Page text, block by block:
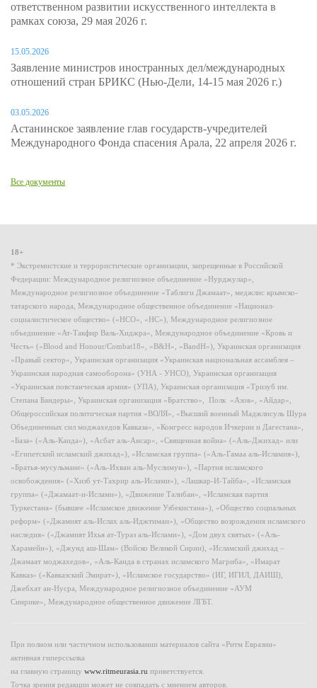
ответственном развитии искусственного интеллекта в
рамках союза, 29 мая 2026 г.
15.05.2026
Заявление министров иностранных дел/международных
отношений стран БРИКС (Нью-Дели, 14-15 мая 2026 г.)
03.05.2026
Астанинское заявление глав государств-учредителей
Международного Фонда спасения Арала, 22 апреля 2026 г.
Все документы
18+
* Экстремистские и террористические организации, запрещенные в Российской
Федерации: Международное религиозное объединение «Нурджулар»,
Международное религиозное объединение «Таблиги Джамаат», меджлис крымско-
татарского народа, Международное общественное объединение «Национал-
социалистическое общество» («НСО», «НС»), Международное религиозное
объединение «Ат-Такфир Валь-Хиджра», Международное объединение «Кровь и
Честь» («Blood and Honour/Combat18», «B&H», «BandH»), Украинская организация
«Правый сектор», Украинская организация «Украинская национальная ассамблея –
Украинская народная самооборона» (УНА - УНСО), Украинская организация
«Украинская повстанческая армия» (УПА), Украинская организация «Тризуб им.
Степана Бандеры», Украинская организация «Братство», Полк «Азов», «Айдар»,
Общероссийская политическая партия «ВОЛЯ», «Высший военный Маджлисуль Шура
Объединенных сил моджахедов Кавказа», «Конгресс народов Ичкерии и Дагестана»,
«База» («Аль-Каида»), «Асбат аль-Ансар», «Священная война» («Аль-Джихад» или
«Египетский исламский джихад»), «Исламская группа» («Аль-Гамаа аль-Исламия»),
«Братья-мусульмане» («Аль-Ихван аль-Муслимун»), «Партия исламского
освобождения» («Хизб ут-Тахрир аль-Ислами»), «Лашкар-И-Тайба», «Исламская
группа» («Джамаат-и-Ислами»), «Движение Талибан», «Исламская партия
Туркестана» (бывшее «Исламское движение Узбекистана»), «Общество социальных
реформ» («Джамият аль-Ислах аль-Иджтимаи»), «Общество возрождения исламского
наследия» («Джамият Ихья ат-Тураз аль-Ислами»), «Дом двух святых» («Аль-
Харамейн»), «Джунд аш-Шам» (Войско Великой Сирии), «Исламский джихад –
Джамаат моджахедов», «Аль-Каида в странах исламского Магриба», «Имарат
Кавказ» («Кавказский Эмират»), «Исламское государство» (ИГ, ИГИЛ, ДАИШ),
Джебхат ан-Нусра, Международное религиозное объединение «АУМ
Синрике», Международное общественное движение ЛГБТ.
При полном или частичном использовании материалов сайта «Ритм Евразии»
активная гиперссылка
на главную страницу www.ritmeurasia.ru приветствуется.
Точка зрения редакции может не совпадать с мнением авторов.